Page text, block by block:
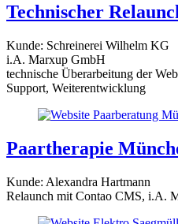
Technischer
Kunde: Schreinerei Wilhelm KG
i.A. Marxup GmbH
technische Überarbeitung der
Support, Weiterentwicklung
Paartherapie
Kunde: Alexandra Hartmann
Relaunch mit Contao CMS, i.A.